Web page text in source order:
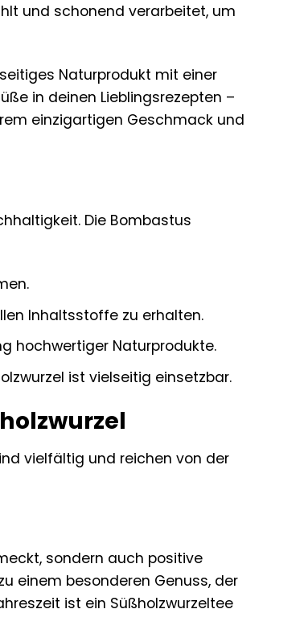
und schonend verarbeitet, um
Naturprodukt mit einer
in deinen Lieblingsrezepten –
einzigartigen Geschmack und
Die Bombastus
Inhaltsstoffe zu erhalten.
hochwertiger Naturprodukte.
ist vielseitig einsetzbar.
vielfältig und reichen von der
sondern auch positive
einem besonderen Genuss, der
ist ein Süßholzwurzeltee